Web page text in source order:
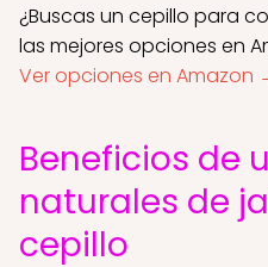
¿Buscas un cepillo para
las mejores opciones en
Ver opciones en Amazon
Beneficios de
naturales de
cepillo